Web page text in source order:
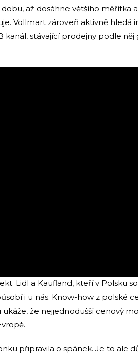
až dosáhne většího měřítka
Vollmart zároveň aktivně hledá
kanál, stávající prodejny podle
Lidl a Kaufland, kteří v Polsku
i u nás. Know-how z polské
že nejjednodušší cenový
připravila o spánek. Je to ale